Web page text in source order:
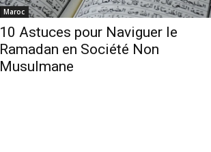
Maroc
10 Astuces pour Naviguer le
Ramadan en Société Non
Musulmane